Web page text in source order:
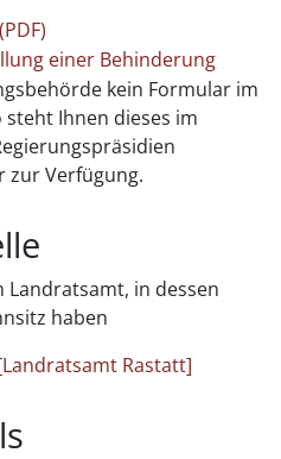
einer Behinderung
kein Formular im
Ihnen dieses im
zur Verfügung.
in dessen
haben
Rastatt]